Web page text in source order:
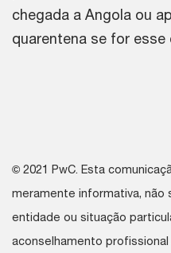
chegada a Angola ou
quarentena se for esse
© 2021 PwC. Esta
meramente informativa, não
entidade ou situação
aconselhamento